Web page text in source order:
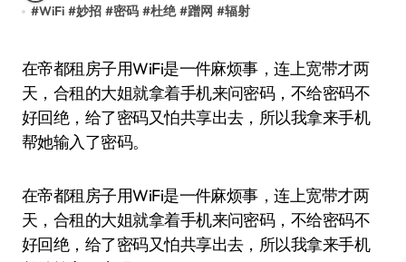
#WiFi #妙招 #密码 #杜绝 #蹭网 #辐射
在帝都租房子用WiFi是一件麻烦事，连上宽带才两
天，合租的大姐就拿着手机来问密码，不给密码不
好回绝，给了密码又怕共享出去，所以我拿来手机
帮她输入了密码。
在帝都租房子用WiFi是一件麻烦事，连上宽带才两
天，合租的大姐就拿着手机来问密码，不给密码不
好回绝，给了密码又怕共享出去，所以我拿来手机